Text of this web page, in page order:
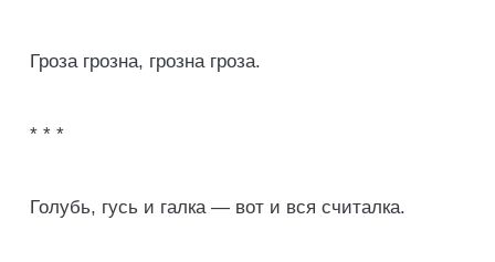
Гроза грозна, грозна гроза.
* * *
Голубь, гусь и галка — вот и вся считалка.